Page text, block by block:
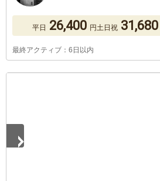
平日 26,400 円土日祝 31,680
最終アクティブ：6日以内